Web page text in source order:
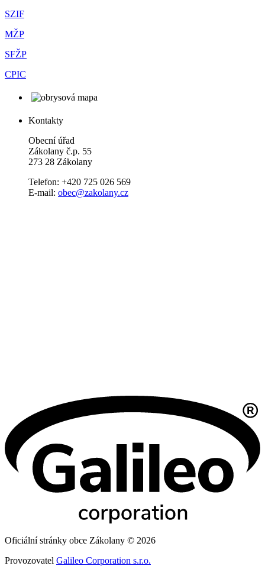
SZIF
MŽP
SFŽP
CPIC
Kontakty
Obecní úřad
Zákolany č.p. 55
273 28 Zákolany
Telefon: +420 725 026 569
E-mail: obec@zakolany.cz
Oficiální stránky obce Zákolany © 2026
Provozovatel Galileo Corporation s.r.o.